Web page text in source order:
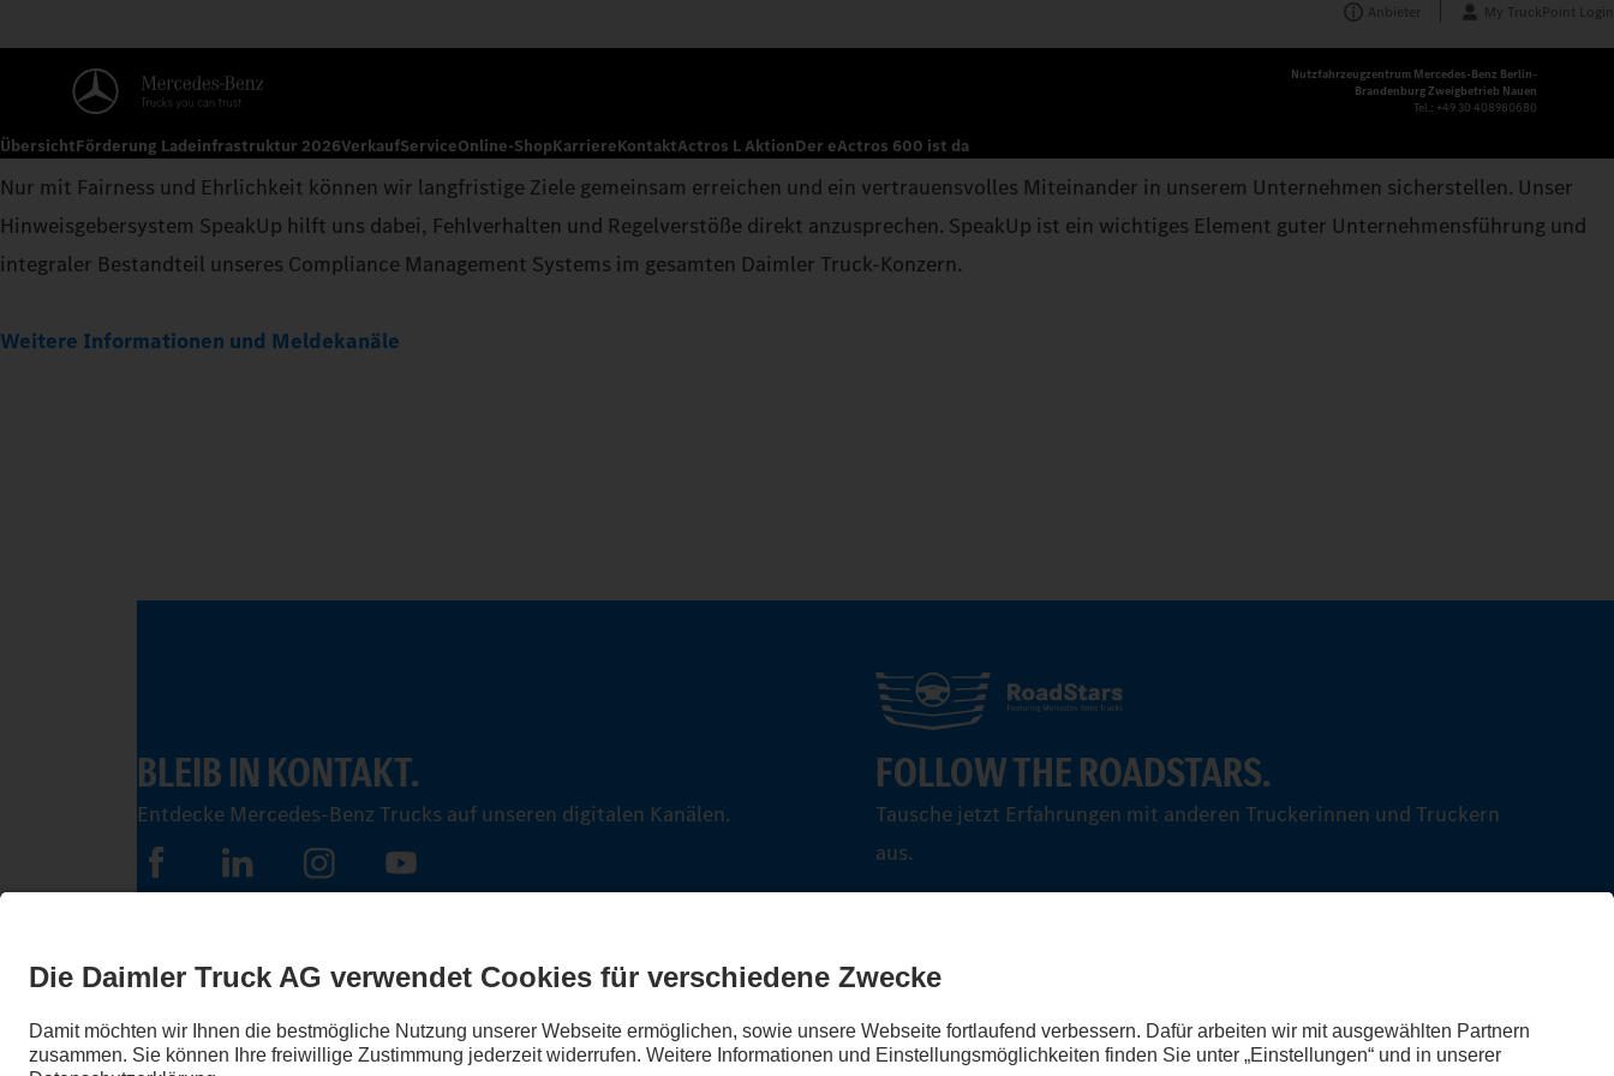
Anbieter My TruckPoint Login
Nutzfahrzeugzentrum Mercedes‑Benz Berlin-
Brandenburg Zweigbetrieb Nauen
Tel.: +49 30 408980680
ÜbersichtFörderung Ladeinfrastruktur 2026VerkaufServiceOnline-ShopKarriereKontaktActros L AktionDer eActros 600 ist da
Nur mit Fairness und Ehrlichkeit können wir langfristige Ziele gemeinsam erreichen und ein vertrauensvolles Miteinander in unserem Unternehmen sicherstellen. Unser
Hinweisgebersystem SpeakUp hilft uns dabei, Fehlverhalten und Regelverstöße direkt anzusprechen. SpeakUp ist ein wichtiges Element guter Unternehmensführung und
integraler Bestandteil unseres Compliance Management Systems im gesamten Daimler Truck-Konzern.
Weitere Informationen und Meldekanäle
BLEIB IN KONTAKT.
Entdecke Mercedes-Benz Trucks auf unseren digitalen Kanälen.
FOLLOW THE ROADSTARS.
Tausche jetzt Erfahrungen mit anderen Truckerinnen und Truckern
aus.